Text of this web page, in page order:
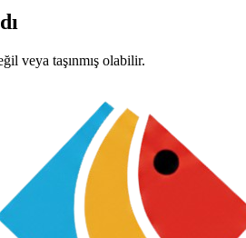
veya taşınmış olabilir.